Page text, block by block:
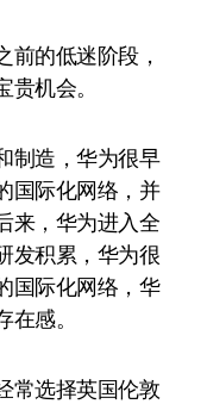
前的低迷阶段，
机会。
制造，华为很早
国际化网络，并
来，华为进入全
发积累，华为很
国际化网络，华
感。
常选择英国伦敦